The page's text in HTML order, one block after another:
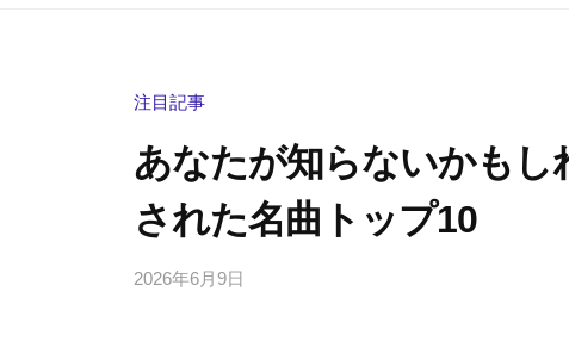
注目記事
あなたが知らないかも
された名曲トップ10
2026年6月9日